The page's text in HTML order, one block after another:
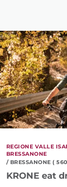
REGIONE VALLE
BRESSANONE
/ BRESSANONE (
KRONE eat